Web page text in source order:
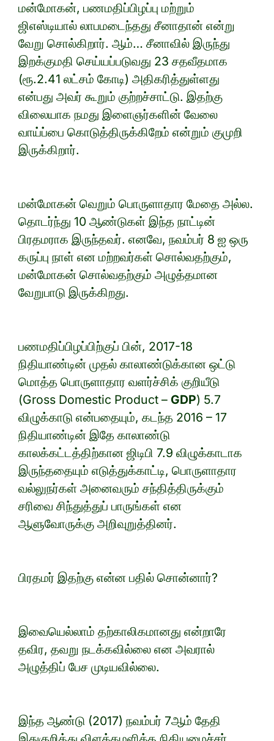
மன்மோகன், பணமதிப்பிழப்பு மற்றும்
ஜிஎஸ்டியால் லாபமடைந்தது சீனாதான் என்று
வேறு சொல்கிறார். ஆம்… சீனாவில் இருந்து
இறக்குமதி செய்யப்படுவது 23 சதவீதமாக
(ரூ.2.41 லட்சம் கோடி) அதிகரித்துள்ளது
என்பது அவர் கூறும் குற்றச்சாட்டு. இதற்கு
விலையாக நமது இளைஞர்களின் வேலை
வாய்ப்பை கொடுத்திருக்கிறேம் என்றும் குமுறி
இருக்கிறார்.
மன்மோகன் வெறும் பொருளாதார மேதை அல்ல.
தொடர்ந்து 10 ஆண்டுகள் இந்த நாட்டின்
பிரதமராக இருந்தவர். எனவே, நவம்பர் 8 ஐ ஒரு
கருப்பு நாள் என மற்றவர்கள் சொல்வதற்கும்,
மன்மோகன் சொல்வதற்கும் அழுத்தமான
வேறுபாடு இருக்கிறது.
பணமதிப்பிழப்பிற்குப் பின், 2017-18
நிதியாண்டின் முதல் காலாண்டுக்கான ஒட்டு
மொத்த பொருளாதார வளர்ச்சிக் குறியீடு
(Gross Domestic Product – GDP) 5.7
விழுக்காடு என்பதையும், கடந்த 2016 – 17
நிதியாண்டின் இதே காலாண்டு
காலக்கட்டத்திற்கான ஜிடிபி 7.9 விழுக்காடாக
இருந்ததையும் எடுத்துக்காட்டி, பொருளாதார
வல்லுநர்கள் அனைவரும் சந்தித்திருக்கும்
சரிவை சிந்துத்துப் பாருங்கள் என
ஆளுவோருக்கு அறிவுறுத்தினர்.
பிரதமர் இதற்கு என்ன பதில் சொன்னார்?
இவையெல்லாம் தற்காலிகமானது என்றாரே
தவிர, தவறு நடக்கவில்லை என அவரால்
அழுத்திப் பேச முடியவில்லை.
இந்த ஆண்டு (2017) நவம்பர் 7ஆம் தேதி